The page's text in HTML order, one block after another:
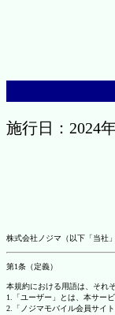
施行日：2024
株式会社ノジマ（以下「当社
第1条（定義）
本規約における用語は、それ
1.「ユーザー」とは、本サー
2.「ノジマモバイル会員サイ